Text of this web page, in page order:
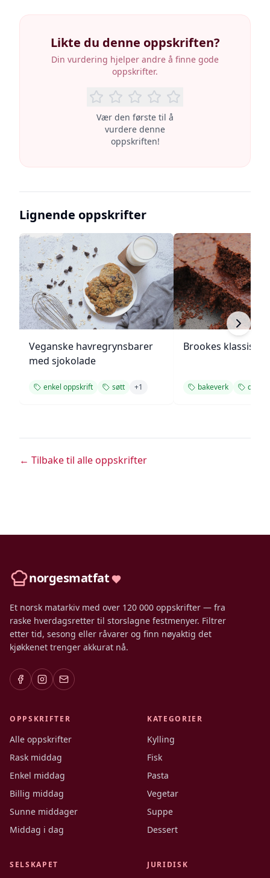
Likte du denne oppskriften?
Din vurdering hjelper andre å finne gode
oppskrifter.
Vær den første til å
vurdere denne
oppskriften!
Lignende oppskrifter
Veganske havregrynsbarer
med sjokolade
enkel oppskrift søtt +1
Brookes klassiske
bakeverk
← Tilbake til alle oppskrifter
norgesmatfat
Et norsk matarkiv med over 120 000 oppskrifter — fra
raske hverdagsretter til storslagne festmenyer. Filtrer
etter tid, sesong eller råvarer og finn nøyaktig det
kjøkkenet trenger akkurat nå.
OPPSKRIFTER
Alle oppskrifter
Rask middag
Enkel middag
Billig middag
Sunne middager
Middag i dag
KATEGORIER
Kylling
Fisk
Pasta
Vegetar
Suppe
Dessert
SELSKAPET JURIDISK